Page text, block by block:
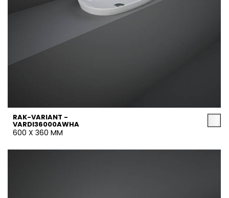
RAK-VARIANT -
VARDI36000AWHA
600 X 360 MM